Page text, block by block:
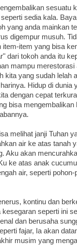
sesuatu
sedia kala.
yang anda mainkan
digempur musuh.
item-item yang bisa
dari tokoh anda itu
mampu
kita yang sudah lelah
Hidup di dunia
dengan cepat
bisa mengembalikan
melihat janji Tuhan
air ke atas tanah
Aku akan
ke atas anak
air, seperti
kontinu dan
seperti ini
dan berusaha
fajar, Ia akan
musim yang